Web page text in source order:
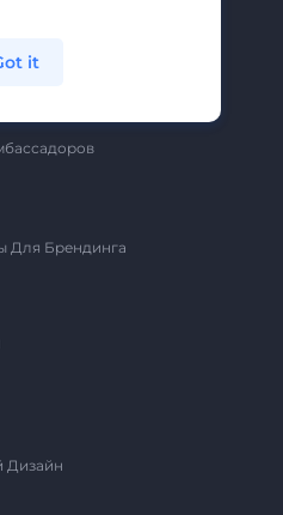
Для Брендинга
Дизайн
it